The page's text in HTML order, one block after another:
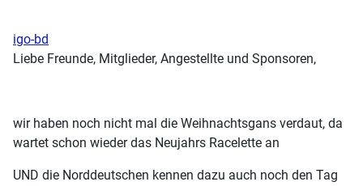
igo-bd
Liebe Freunde, Mitglieder, Angestellte und Sponsoren,
wir haben noch nicht mal die Weihnachtsgans verdaut, da
wartet schon wieder das Neujahrs Racelette an
UND die Norddeutschen kennen dazu auch noch den Tag